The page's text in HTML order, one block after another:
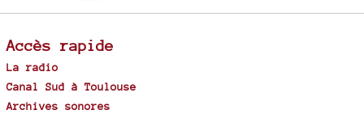
Accès rapide
La radio
Canal Sud à Toulouse
Archives sonores